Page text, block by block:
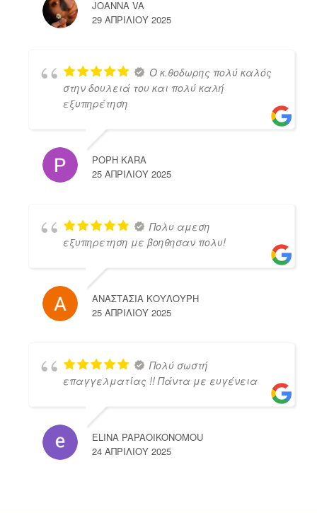
JOANNA VA
29 ΑΠΡΙΛΊΟΥ 2025
Ο κ.θοδωρης πολύ καλός
στην δουλειά του και πολύ καλή
εξυπηρέτηση
POPH KARA
25 ΑΠΡΙΛΊΟΥ 2025
Πολυ αμεση
εξυπηρετηση με βοηθησαν πολυ!
ΑΝΑΣΤΑΣΙΑ ΚΟΥΛΟΥΡΗ
25 ΑΠΡΙΛΊΟΥ 2025
Πολύ σωστή
επαγγελματίας !! Πάντα με ευγένεια
ELINA PAPAOIKONOMOU
24 ΑΠΡΙΛΊΟΥ 2025